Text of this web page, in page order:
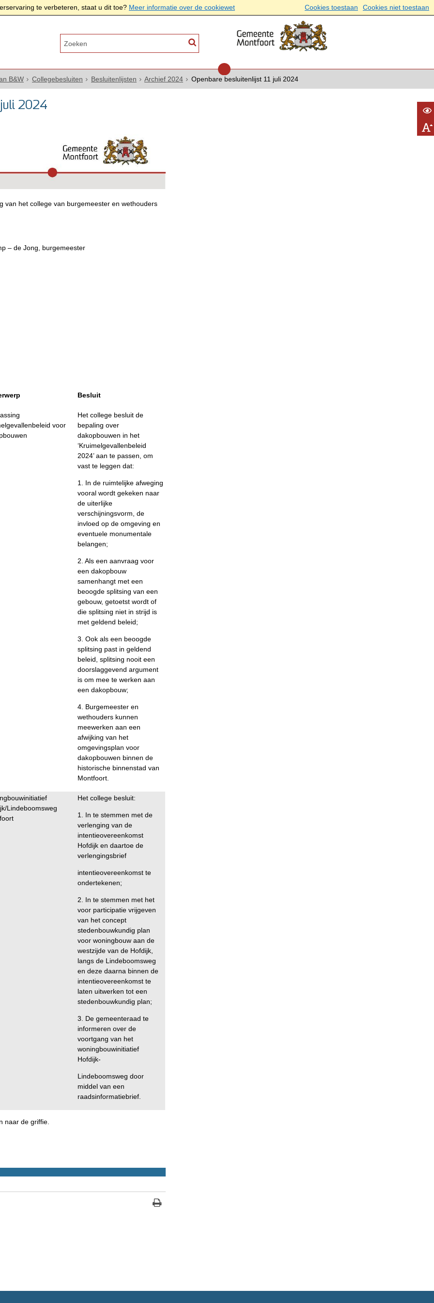
te verbeteren, staat u dit toe? Meer informatie over de cookiewet Cookies toestaan Cookies niet toestaan
B&W Collegebesluiten Besluitenlijsten Archief 2024 Openbare besluitenlijst 11 juli 2024
juli 2024
van het college van burgemeester en wethouders
– de Jong, burgemeester
Besluit
voor
Het college besluit de
bepaling over
dakopbouwen in het
‘Kruimelgevallenbeleid
2024’ aan te passen, om
vast te leggen dat:
1. In de ruimtelijke afweging
vooral wordt gekeken naar
de uiterlijke
verschijningsvorm, de
invloed op de omgeving en
eventuele monumentale
belangen;
2. Als een aanvraag voor
een dakopbouw
samenhangt met een
beoogde splitsing van een
gebouw, getoetst wordt of
die splitsing niet in strijd is
met geldend beleid;
3. Ook als een beoogde
splitsing past in geldend
beleid, splitsing nooit een
doorslaggevend argument
is om mee te werken aan
een dakopbouw;
4. Burgemeester en
wethouders kunnen
meewerken aan een
afwijking van het
omgevingsplan voor
dakopbouwen binnen de
historische binnenstad van
Montfoort.
Lindeboomsweg
Het college besluit:
1. In te stemmen met de
verlenging van de
intentieovereenkomst
Hofdijk en daartoe de
verlengingsbrief
intentieovereenkomst te
ondertekenen;
2. In te stemmen met het
voor participatie vrijgeven
van het concept
stedenbouwkundig plan
voor woningbouw aan de
westzijde van de Hofdijk,
langs de Lindeboomsweg
en deze daarna binnen de
intentieovereenkomst te
laten uitwerken tot een
stedenbouwkundig plan;
3. De gemeenteraad te
informeren over de
voortgang van het
woningbouwinitiatief
Hofdijk-
Lindeboomsweg door
middel van een
raadsinformatiebrief.
naar de griffie.